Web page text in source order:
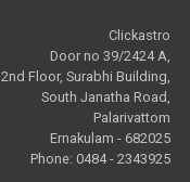
Clickastro
Door no 39/2424 A,
2nd Floor, Surabhi Building,
South Janatha Road,
Palarivattom
Ernakulam - 682025
Phone: 0484 - 2343925